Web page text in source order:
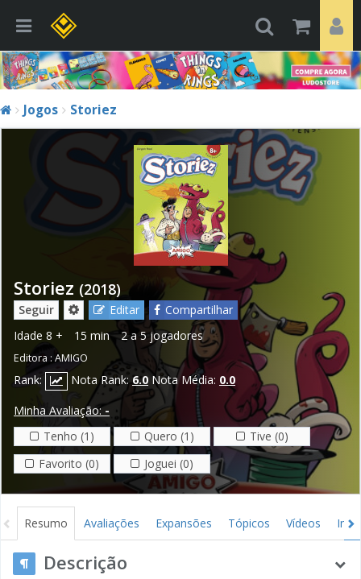
Jogos Storiez
Storiez (2018)
Seguir Editar
Compartilhar
Idade 8 + 15 min 2 a 5 jogadores
Editora : AMIGO
Rank: Nota Rank:6.0 Nota Média: 0.0
Minha Avaliação:-
Tenho (1)
Quero (1)
Tive (0)
Favorito (0)
Joguei (0)
Resumo Avaliações Expansões Tópicos Vídeos
Descrição